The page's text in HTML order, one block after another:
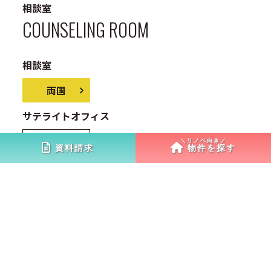
相談室
COUNSELING ROOM
相談室
両国
サテライトオフィス
市川資料請求 物件を探す